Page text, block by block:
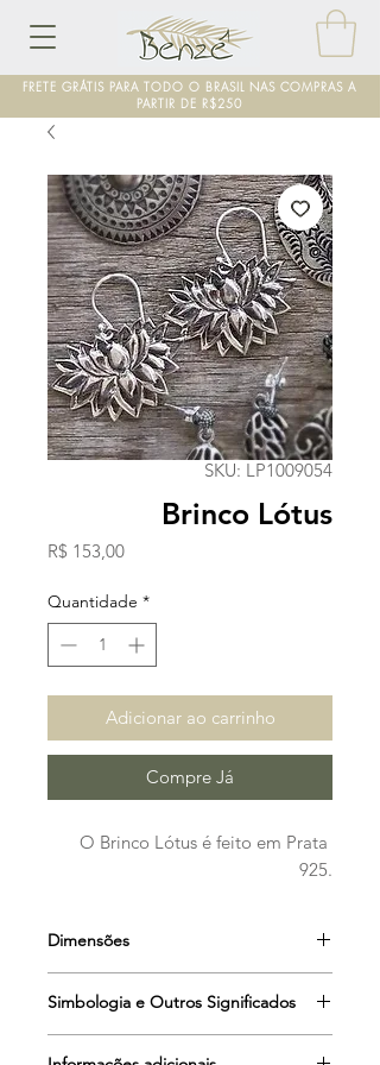
FRETE GRÁTIS PARA TODO O BRASIL NAS COMPRAS A
PARTIR DE R$250
SKU: LP1009054
Brinco Lótus
R$ 153,00Preço
Quantidade *
Adicionar ao carrinho
Compre Já
O Brinco Lótus é feito em Prata
925.
Dimensões
Largura: 3 cm
Simbologia e Outros Significados